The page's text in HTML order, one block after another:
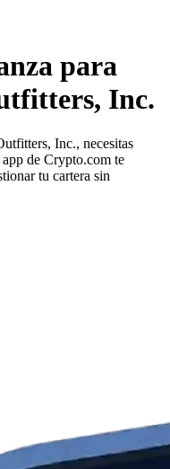
para
Inc.
Inc., necesitas
de Crypto.com te
tu cartera sin